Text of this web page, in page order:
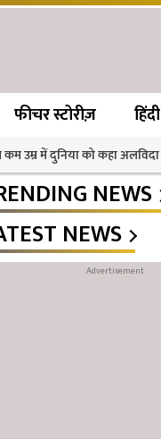
फीचर स्टोरीज़ हिंदी
उम्र में दुनिया को कहा अलविदा
NEWS
NEWS